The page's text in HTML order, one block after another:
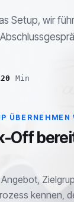
Setup, wir
Min
ÜBERNEHMEN
Off
kennen,